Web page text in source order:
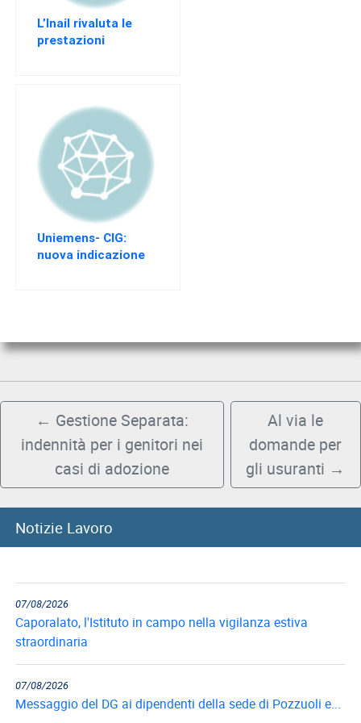
AREA
RISERVATA
L’Inail rivaluta le
prestazioni
Uniemens- CIG:
nuova indicazione
← Gestione Separata:
indennità per i genitori nei
casi di adozione
Al via le
domande per
gli usuranti →
Notizie Lavoro
8 agosto, Giornata nazionale sacrificio del lavoro italiano
07/08/2026
Caporalato, l'Istituto in campo nella vigilanza estiva
straordinaria
07/08/2026
Messaggio del DG ai dipendenti della sede di Pozzuoli e...